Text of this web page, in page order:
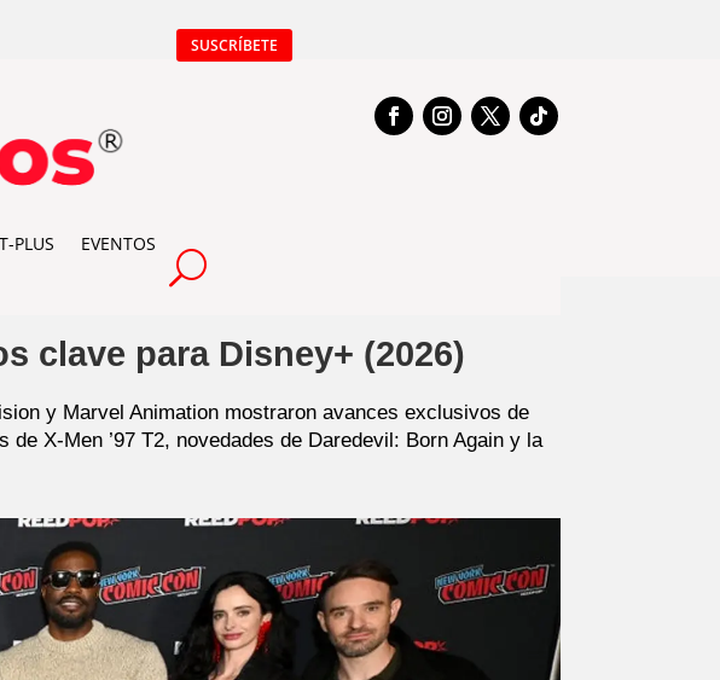
SUSCRÍBETE
T-PLUS EVENTOS
clave para Disney+ (2026)
y Marvel Animation mostraron avances exclusivos de
X-Men ’97 T2, novedades de Daredevil: Born Again y la